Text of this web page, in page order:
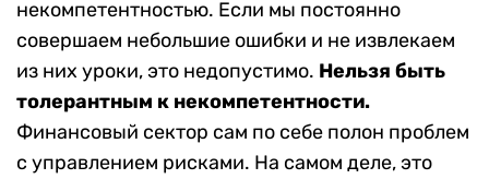
некомпетентностью. Если мы постоянно
совершаем небольшие ошибки и не извлекаем
из них уроки, это недопустимо. Нельзя быть
толерантным к некомпетентности.
Финансовый сектор сам по себе полон проблем
с управлением рисками. На самом деле, это